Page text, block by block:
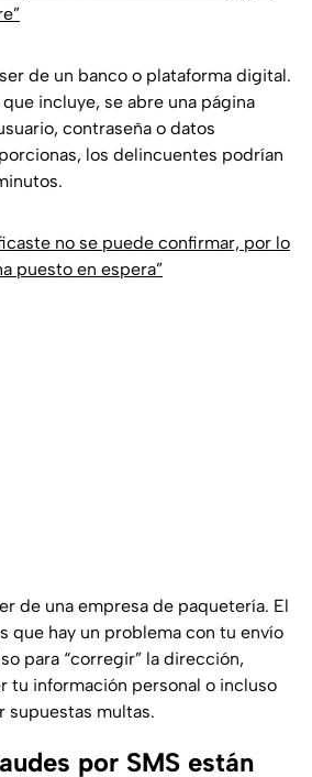
de un banco o plataforma digital.
incluye, se abre una página
contraseña o datos
los delincuentes podrían
no se puede confirmar, por lo
puesto en espera”
de una empresa de paquetería. El
que hay un problema con tu envío
para “corregir” la dirección,
tu información personal o incluso
supuestas multas.
por SMS están